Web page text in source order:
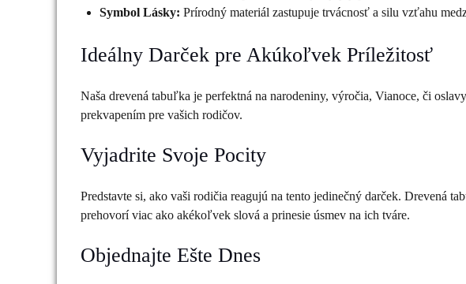
Symbol Lásky: Prírodný materiál zastupuje trvácnosť a silu vzťahu
Ideálny Darček pre Akúkoľvek Príležitosť
Naša drevená tabuľka je perfektná na narodeniny, výročia, Vianoce, či
prekvapením pre vašich rodičov.
Vyjadrite Svoje Pocity
Predstavte si, ako vaši rodičia reagujú na tento jedinečný darček. Drevená
prehovorí viac ako akékoľvek slová a prinesie úsmev na ich tváre.
Objednajte Ešte Dnes